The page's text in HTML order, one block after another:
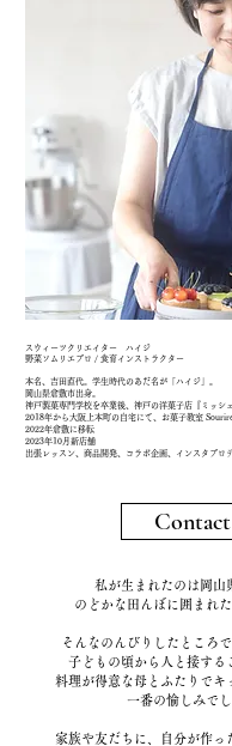
スウィーツクリエイター ハイジ
野菜ソムリエプロ / 食育インストラクター
本名、吉田直代。学生時代のあだ名が「ハイジ」。
岡山県倉敷市出身。
神戸製菓専門学校を卒業後、神戸の洋菓子店『ミッシ
2018年から大阪上本町の自宅にて、お菓子教室
2022年倉敷に移転
​2023年10月新店舗
出張レッスン、商品開発、コラボ企画、インスタプロ
Contact
私が生まれたのは岡山
のどかな田んぼに囲まれた
そんなのんびりしたところ
子どもの頃から人と接する
料理が得意な母とふたりでキ
一番の愉しみでし
家族や友だちに、自分が作っ